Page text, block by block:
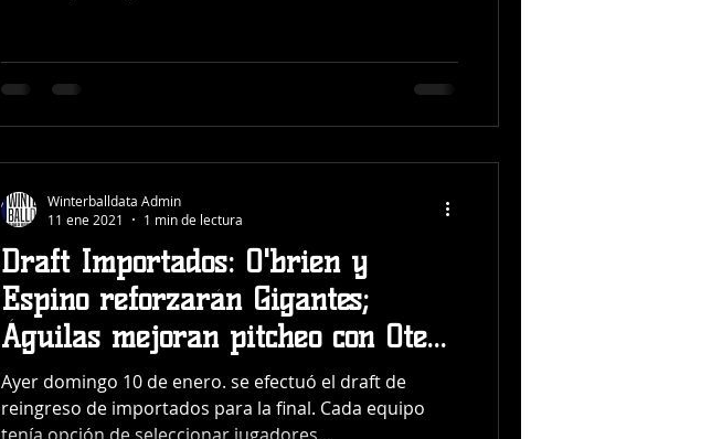
Draft Importados: O'brien y
Espino reforzarán Gigantes;
Águilas mejoran pitcheo con Otero
y Crismatt
Ayer domingo 10 de enero. se efectuó el draft de
reingreso de importados para la final. Cada equipo
Winterballdata Admin
11 ene 2021
1 min de lectura